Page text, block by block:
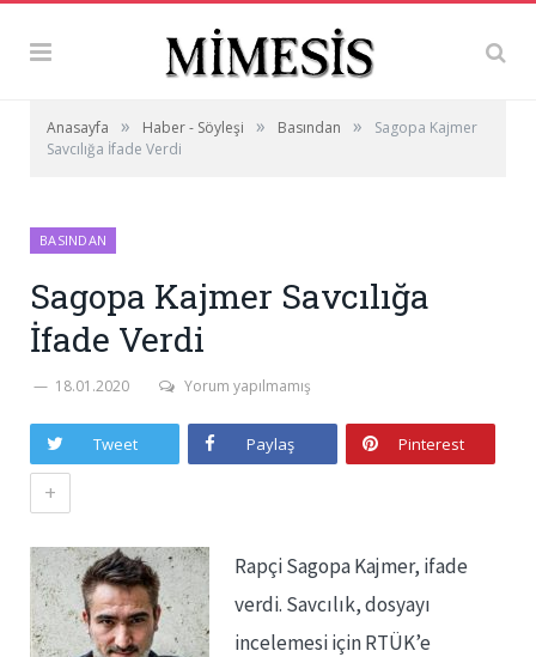
Anasayfa » Haber - Söyleşi » Basından »
Sagopa Kajmer
Savcılığa İfade Verdi
BASINDAN
Sagopa Kajmer Savcılığa
İfade Verdi
18.01.2020 Yorum yapılmamış
Tweet Paylaş Pinterest
+
Rapçi Sagopa Kajmer, ifade
verdi. Savcılık, dosyayı
incelemesi için RTÜK’e